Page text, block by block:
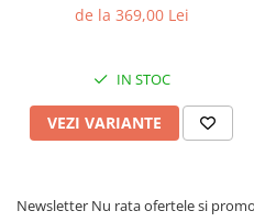
de la 369,00 Lei
IN STOC
VEZI VARIANTE
Newsletter Nu rata ofertele si